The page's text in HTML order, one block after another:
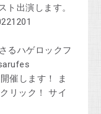
ト出演します。
るハゲロックフ
催します！ ま
リック！ サイ